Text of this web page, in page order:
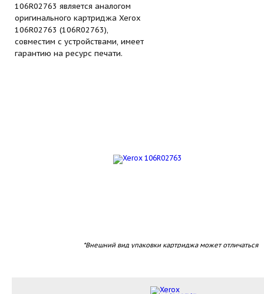
*Внешний вид упаковки картриджа может отличаться
106R02763 является аналогом
оригинального картриджа Xerox
106R02763 (106R02763),
совместим с устройствами, имеет
гарантию на ресурс печати.